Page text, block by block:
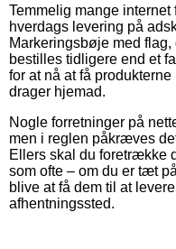
Temmelig mange
hverdags levering på
Markeringsbøje med
bestilles tidligere end et
for at nå at få
drager hjemad.
Nogle forretninger på
men i reglen påkræves
Ellers skal du foretrække
som ofte – om du er tæt
blive at få dem til at
afhentningssted.